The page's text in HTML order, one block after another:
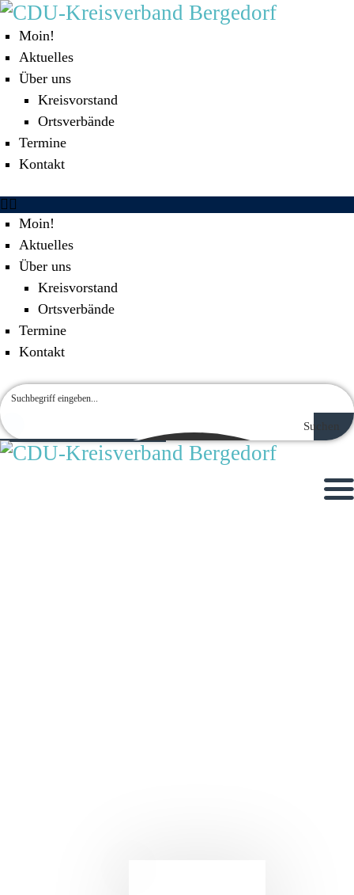
Moin!
Aktuelles
Über uns
Kreisvorstand
Ortsverbände
Termine
Kontakt
Moin!
Aktuelles
Über uns
Kreisvorstand
Ortsverbände
Termine
Kontakt
Suchen
MOIN!
AKTUELLES
ÜBER UNS
TERMINE
KONTAKT